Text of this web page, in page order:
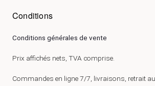
Conditions
Conditions générales de vente
Prix affichés nets, TVA comprise.
Commandes en ligne 7/7, livraisons, retrait